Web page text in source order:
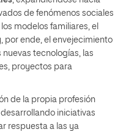
de fenómenos sociales
modelos familiares, el
por ende, el envejecimiento
tecnologías, las
proyectos para
de la propia profesión
iniciativas
respuesta a las ya